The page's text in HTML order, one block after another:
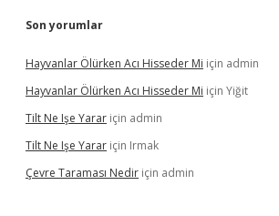
Son yorumlar
Hayvanlar Ölürken Acı Hisseder Mi için admin
Hayvanlar Ölürken Acı Hisseder Mi için Yiğit
Tilt Ne Işe Yarar için admin
Tilt Ne Işe Yarar için Irmak
Çevre Taraması Nedir için admin